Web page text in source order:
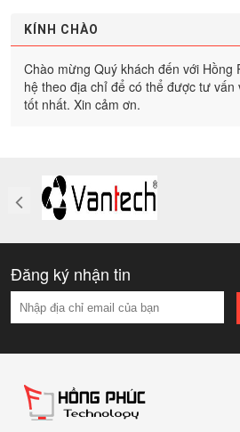
KÍNH CHÀO
Chào mừng Quý khách đến với Hồng
hệ theo địa chỉ để có thể được tư vấn
tốt nhất. Xin cảm ơn.
Đăng ký nhận tin